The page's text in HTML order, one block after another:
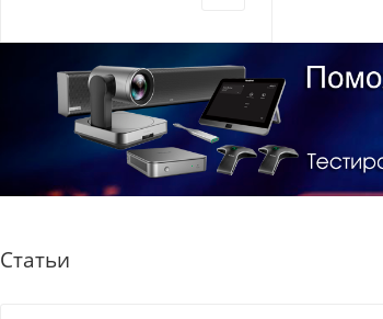
Статьи